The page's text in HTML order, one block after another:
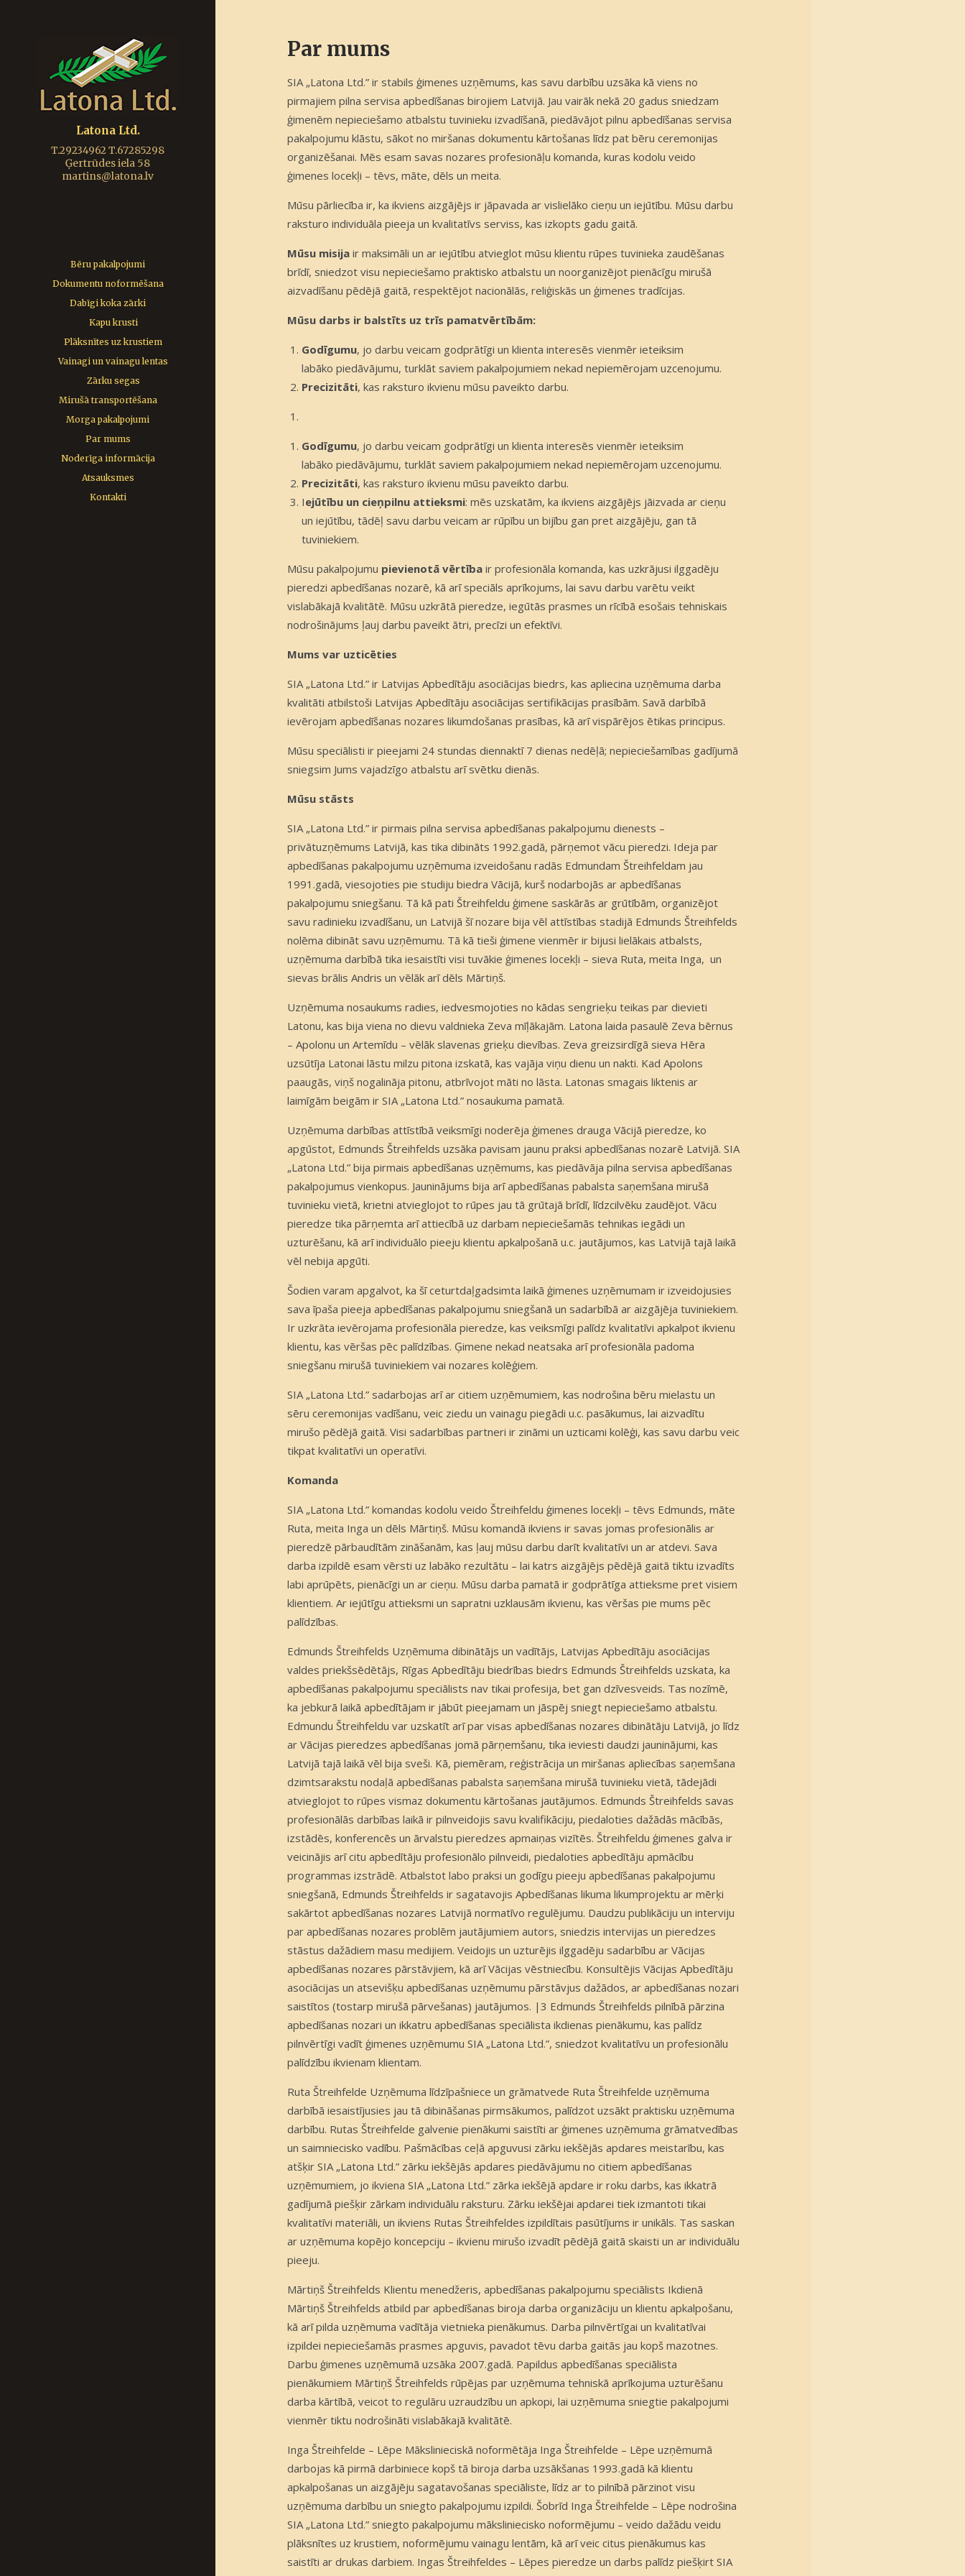
Latona Ltd.
T.29234962 T.67285298
Ģertrūdes iela 58
martins@latona.lv
Bēru pakalpojumi
Dokumentu noformēšana
Dabīgi koka zārki
Kapu krusti
Plāksnītes uz krustiem
Vainagi un vainagu lentas
Zārku segas
Mirušā transportēšana
Morga pakalpojumi
Par mums
Noderīga informācija
Atsauksmes
Kontakti
Par mums
SIA „Latona Ltd.” ir stabils ģimenes uzņēmums, kas savu darbību uzsāka kā viens no
pirmajiem pilna servisa apbedīšanas birojiem Latvijā. Jau vairāk nekā 20 gadus sniedzam
ģimenēm nepieciešamo atbalstu tuvinieku izvadīšanā, piedāvājot pilnu apbedīšanas servisa
pakalpojumu klāstu, sākot no miršanas dokumentu kārtošanas līdz pat bēru ceremonijas
organizēšanai. Mēs esam savas nozares profesionāļu komanda, kuras kodolu veido
ģimenes locekļi – tēvs, māte, dēls un meita.
Mūsu pārliecība ir, ka ikviens aizgājējs ir jāpavada ar vislielāko cieņu un iejūtību. Mūsu darbu
raksturo individuāla pieeja un kvalitatīvs serviss, kas izkopts gadu gaitā.
Mūsu misija ir maksimāli un ar iejūtību atvieglot mūsu klientu rūpes tuvinieka zaudēšanas
brīdī, sniedzot visu nepieciešamo praktisko atbalstu un noorganizējot pienācīgu mirušā
aizvadīšanu pēdējā gaitā, respektējot nacionālās, reliģiskās un ģimenes tradīcijas.
Mūsu darbs ir balstīts uz trīs pamatvērtībām:
Godīgumu, jo darbu veicam godprātīgi un klienta interesēs vienmēr ieteiksim
labāko piedāvājumu, turklāt saviem pakalpojumiem nekad nepiemērojam uzcenojumu.
Precizitāti, kas raksturo ikvienu mūsu paveikto darbu.
Godīgumu, jo darbu veicam godprātīgi un klienta interesēs vienmēr ieteiksim
labāko piedāvājumu, turklāt saviem pakalpojumiem nekad nepiemērojam uzcenojumu.
Precizitāti, kas raksturo ikvienu mūsu paveikto darbu.
Iejūtību un cieņpilnu attieksmi: mēs uzskatām, ka ikviens aizgājējs jāizvada ar cieņu
un iejūtību, tādēļ savu darbu veicam ar rūpību un bijību gan pret aizgājēju, gan tā
tuviniekiem.
Mūsu pakalpojumu pievienotā vērtība ir profesionāla komanda, kas uzkrājusi ilggadēju
pieredzi apbedīšanas nozarē, kā arī speciāls aprīkojums, lai savu darbu varētu veikt
vislabākajā kvalitātē. Mūsu uzkrātā pieredze, iegūtās prasmes un rīcībā esošais tehniskais
nodrošinājums ļauj darbu paveikt ātri, precīzi un efektīvi.
Mums var uzticēties
SIA „Latona Ltd.” ir Latvijas Apbedītāju asociācijas biedrs, kas apliecina uzņēmuma darba
kvalitāti atbilstoši Latvijas Apbedītāju asociācijas sertifikācijas prasībām. Savā darbībā
ievērojam apbedīšanas nozares likumdošanas prasības, kā arī vispārējos ētikas principus.
Mūsu speciālisti ir pieejami 24 stundas diennaktī 7 dienas nedēļā; nepieciešamības gadījumā
sniegsim Jums vajadzīgo atbalstu arī svētku dienās.
Mūsu stāsts
SIA „Latona Ltd.” ir pirmais pilna servisa apbedīšanas pakalpojumu dienests –
privātuzņēmums Latvijā, kas tika dibināts 1992.gadā, pārņemot vācu pieredzi. Ideja par
apbedīšanas pakalpojumu uzņēmuma izveidošanu radās Edmundam Štreihfeldam jau
1991.gadā, viesojoties pie studiju biedra Vācijā, kurš nodarbojās ar apbedīšanas
pakalpojumu sniegšanu. Tā kā pati Štreihfeldu ģimene saskārās ar grūtībām, organizējot
savu radinieku izvadīšanu, un Latvijā šī nozare bija vēl attīstības stadijā Edmunds Štreihfelds
nolēma dibināt savu uzņēmumu. Tā kā tieši ģimene vienmēr ir bijusi lielākais atbalsts,
uzņēmuma darbībā tika iesaistīti visi tuvākie ģimenes locekļi – sieva Ruta, meita Inga, un
sievas brālis Andris un vēlāk arī dēls Mārtiņš.
Uzņēmuma nosaukums radies, iedvesmojoties no kādas sengrieķu teikas par dievieti
Latonu, kas bija viena no dievu valdnieka Zeva mīļākajām. Latona laida pasaulē Zeva bērnus
– Apolonu un Artemīdu – vēlāk slavenas grieķu dievības. Zeva greizsirdīgā sieva Hēra
uzsūtīja Latonai lāstu milzu pitona izskatā, kas vajāja viņu dienu un nakti. Kad Apolons
paaugās, viņš nogalināja pitonu, atbrīvojot māti no lāsta. Latonas smagais liktenis ar
laimīgām beigām ir SIA „Latona Ltd.” nosaukuma pamatā.
Uzņēmuma darbības attīstībā veiksmīgi noderēja ģimenes drauga Vācijā pieredze, ko
apgūstot, Edmunds Štreihfelds uzsāka pavisam jaunu praksi apbedīšanas nozarē Latvijā. SIA
„Latona Ltd.” bija pirmais apbedīšanas uzņēmums, kas piedāvāja pilna servisa apbedīšanas
pakalpojumus vienkopus. Jauninājums bija arī apbedīšanas pabalsta saņemšana mirušā
tuvinieku vietā, krietni atvieglojot to rūpes jau tā grūtajā brīdī, līdzcilvēku zaudējot. Vācu
pieredze tika pārņemta arī attiecībā uz darbam nepieciešamās tehnikas iegādi un
uzturēšanu, kā arī individuālo pieeju klientu apkalpošanā u.c. jautājumos, kas Latvijā tajā laikā
vēl nebija apgūti.
Šodien varam apgalvot, ka šī ceturtdaļgadsimta laikā ģimenes uzņēmumam ir izveidojusies
sava īpaša pieeja apbedīšanas pakalpojumu sniegšanā un sadarbībā ar aizgājēja tuviniekiem.
Ir uzkrāta ievērojama profesionāla pieredze, kas veiksmīgi palīdz kvalitatīvi apkalpot ikvienu
klientu, kas vēršas pēc palīdzības. Ģimene nekad neatsaka arī profesionāla padoma
sniegšanu mirušā tuviniekiem vai nozares kolēģiem.
SIA „Latona Ltd.” sadarbojas arī ar citiem uzņēmumiem, kas nodrošina bēru mielastu un
sēru ceremonijas vadīšanu, veic ziedu un vainagu piegādi u.c. pasākumus, lai aizvadītu
mirušo pēdējā gaitā. Visi sadarbības partneri ir zināmi un uzticami kolēģi, kas savu darbu veic
tikpat kvalitatīvi un operatīvi.
Komanda
SIA „Latona Ltd.” komandas kodolu veido Štreihfeldu ģimenes locekļi – tēvs Edmunds, māte
Ruta, meita Inga un dēls Mārtiņš. Mūsu komandā ikviens ir savas jomas profesionālis ar
pieredzē pārbaudītām zināšanām, kas ļauj mūsu darbu darīt kvalitatīvi un ar atdevi. Sava
darba izpildē esam vērsti uz labāko rezultātu – lai katrs aizgājējs pēdējā gaitā tiktu izvadīts
labi aprūpēts, pienācīgi un ar cieņu. Mūsu darba pamatā ir godprātīga attieksme pret visiem
klientiem. Ar iejūtīgu attieksmi un sapratni uzklausām ikvienu, kas vēršas pie mums pēc
palīdzības.
Edmunds Štreihfelds Uzņēmuma dibinātājs un vadītājs, Latvijas Apbedītāju asociācijas
valdes priekšsēdētājs, Rīgas Apbedītāju biedrības biedrs Edmunds Štreihfelds uzskata, ka
apbedīšanas pakalpojumu speciālists nav tikai profesija, bet gan dzīvesveids. Tas nozīmē,
ka jebkurā laikā apbedītājam ir jābūt pieejamam un jāspēj sniegt nepieciešamo atbalstu.
Edmundu Štreihfeldu var uzskatīt arī par visas apbedīšanas nozares dibinātāju Latvijā, jo līdz
ar Vācijas pieredzes apbedīšanas jomā pārņemšanu, tika ieviesti daudzi jauninājumi, kas
Latvijā tajā laikā vēl bija sveši. Kā, piemēram, reģistrācija un miršanas apliecības saņemšana
dzimtsarakstu nodaļā apbedīšanas pabalsta saņemšana mirušā tuvinieku vietā, tādejādi
atvieglojot to rūpes vismaz dokumentu kārtošanas jautājumos. Edmunds Štreihfelds savas
profesionālās darbības laikā ir pilnveidojis savu kvalifikāciju, piedaloties dažādās mācībās,
izstādēs, konferencēs un ārvalstu pieredzes apmaiņas vizītēs. Štreihfeldu ģimenes galva ir
veicinājis arī citu apbedītāju profesionālo pilnveidi, piedaloties apbedītāju apmācību
programmas izstrādē. Atbalstot labo praksi un godīgu pieeju apbedīšanas pakalpojumu
sniegšanā, Edmunds Štreihfelds ir sagatavojis Apbedīšanas likuma likumprojektu ar mērķi
sakārtot apbedīšanas nozares Latvijā normatīvo regulējumu. Daudzu publikāciju un interviju
par apbedīšanas nozares problēm jautājumiem autors, sniedzis intervijas un pieredzes
stāstus dažādiem masu medijiem. Veidojis un uzturējis ilggadēju sadarbību ar Vācijas
apbedīšanas nozares pārstāvjiem, kā arī Vācijas vēstniecību. Konsultējis Vācijas Apbedītāju
asociācijas un atsevišķu apbedīšanas uzņēmumu pārstāvjus dažādos, ar apbedīšanas nozari
saistītos (tostarp mirušā pārvešanas) jautājumos. |3 Edmunds Štreihfelds pilnībā pārzina
apbedīšanas nozari un ikkatru apbedīšanas speciālista ikdienas pienākumu, kas palīdz
pilnvērtīgi vadīt ģimenes uzņēmumu SIA „Latona Ltd.”, sniedzot kvalitatīvu un profesionālu
palīdzību ikvienam klientam.
Ruta Štreihfelde Uzņēmuma līdzīpašniece un grāmatvede Ruta Štreihfelde uzņēmuma
darbībā iesaistījusies jau tā dibināšanas pirmsākumos, palīdzot uzsākt praktisku uzņēmuma
darbību. Rutas Štreihfelde galvenie pienākumi saistīti ar ģimenes uzņēmuma grāmatvedības
un saimniecisko vadību. Pašmācības ceļā apguvusi zārku iekšējās apdares meistarību, kas
atšķir SIA „Latona Ltd.” zārku iekšējās apdares piedāvājumu no citiem apbedīšanas
uzņēmumiem, jo ikviena SIA „Latona Ltd.” zārka iekšējā apdare ir roku darbs, kas ikkatrā
gadījumā piešķir zārkam individuālu raksturu. Zārku iekšējai apdarei tiek izmantoti tikai
kvalitatīvi materiāli, un ikviens Rutas Štreihfeldes izpildītais pasūtījums ir unikāls. Tas saskan
ar uzņēmuma kopējo koncepciju – ikvienu mirušo izvadīt pēdējā gaitā skaisti un ar individuālu
pieeju.
Mārtiņš Štreihfelds Klientu menedžeris, apbedīšanas pakalpojumu speciālists Ikdienā
Mārtiņš Štreihfelds atbild par apbedīšanas biroja darba organizāciju un klientu apkalpošanu,
kā arī pilda uzņēmuma vadītāja vietnieka pienākumus. Darba pilnvērtīgai un kvalitatīvai
izpildei nepieciešamās prasmes apguvis, pavadot tēvu darba gaitās jau kopš mazotnes.
Darbu ģimenes uzņēmumā uzsāka 2007.gadā. Papildus apbedīšanas speciālista
pienākumiem Mārtiņš Štreihfelds rūpējas par uzņēmuma tehniskā aprīkojuma uzturēšanu
darba kārtībā, veicot to regulāru uzraudzību un apkopi, lai uzņēmuma sniegtie pakalpojumi
vienmēr tiktu nodrošināti vislabākajā kvalitātē.
Inga Štreihfelde – Lēpe Mākslinieciskā noformētāja Inga Štreihfelde – Lēpe uzņēmumā
darbojas kā pirmā darbiniece kopš tā biroja darba uzsākšanas 1993.gadā kā klientu
apkalpošanas un aizgājēju sagatavošanas speciāliste, līdz ar to pilnībā pārzinot visu
uzņēmuma darbību un sniegto pakalpojumu izpildi. Šobrīd Inga Štreihfelde – Lēpe nodrošina
SIA „Latona Ltd.” sniegto pakalpojumu māksliniecisko noformējumu – veido dažādu veidu
plāksnītes uz krustiem, noformējumu vainagu lentām, kā arī veic citus pienākumus kas
saistīti ar drukas darbiem. Ingas Štreihfeldes – Lēpes pieredze un darbs palīdz piešķirt SIA